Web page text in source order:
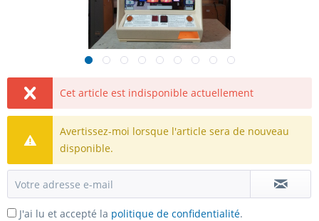
Cet article est indisponible actuellement
Avertissez-moi lorsque l'article sera de nouveau
disponible.
J'ai lu et accepté la politique de confidentialité.